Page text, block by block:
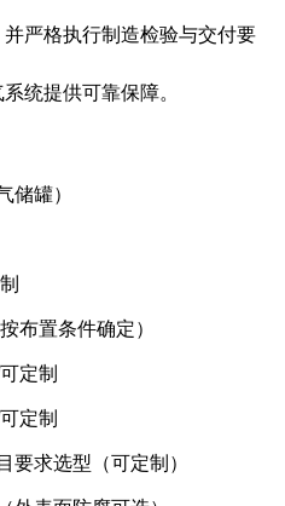
严格执行制造检验与交付要
统提供可靠保障。
储罐）
布置条件确定）
定制
定制
要求选型（可定制）